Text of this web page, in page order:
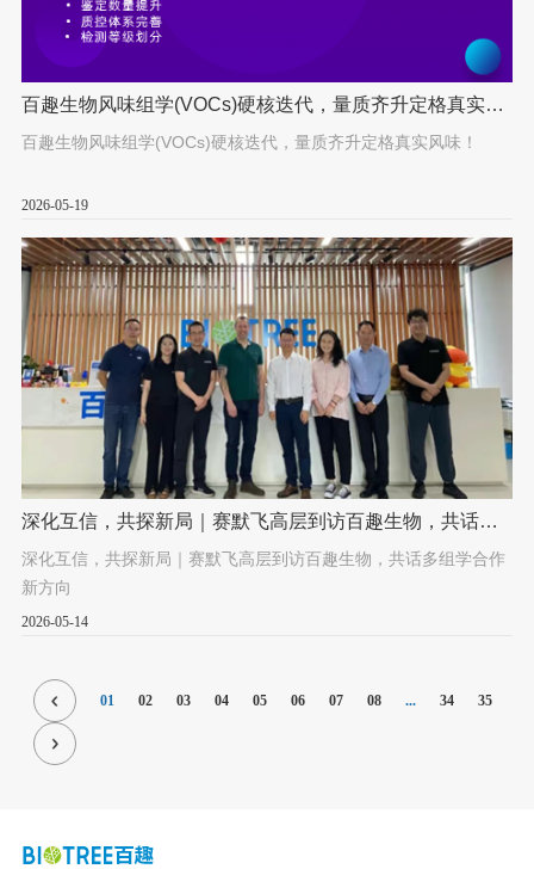
百趣生物风味组学(VOCs)硬核迭代，量质齐升定格真实风
百趣生物风味组学(VOCs)硬核迭代，量质齐升定格真实风味！
2026-05-19
深化互信，共探新局｜赛默飞高层到访百趣生物，共话多
深化互信，共探新局｜赛默飞高层到访百趣生物，共话多组学合作
新方向
2026-05-14
01 02 03 04 05 06 07 08 ... 34 35